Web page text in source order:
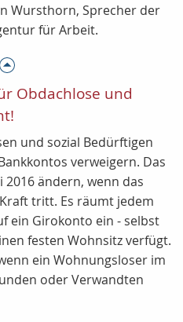
Wursthorn, Sprecher der
für Arbeit.
Obdachlose und
und sozial Bedürftigen
verweigern. Das
2016 ändern, wenn das
tritt. Es räumt jedem
ein Girokonto ein - selbst
festen Wohnsitz verfügt.
ein Wohnungsloser im
oder Verwandten